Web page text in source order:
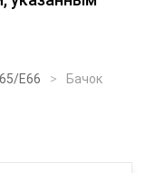
E66
Бачок